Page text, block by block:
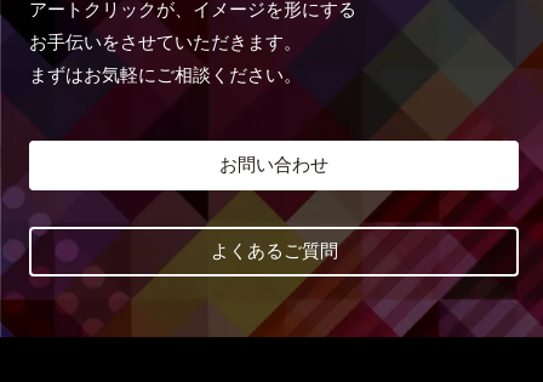
アートクリックが、イメージを形にする
お手伝いをさせていただきます。
まずはお気軽にご相談ください。
お問い合わせ
よくあるご質問